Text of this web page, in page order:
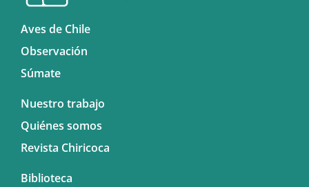
Aves de Chile
Observación
Súmate
Nuestro trabajo
Quiénes somos
Revista Chiricoca
Biblioteca